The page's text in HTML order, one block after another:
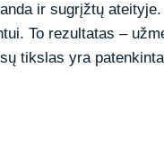
ir sugrįžtų
To rezultatas –
tikslas yra